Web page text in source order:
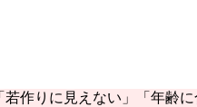
若作りに見えない」「年齢